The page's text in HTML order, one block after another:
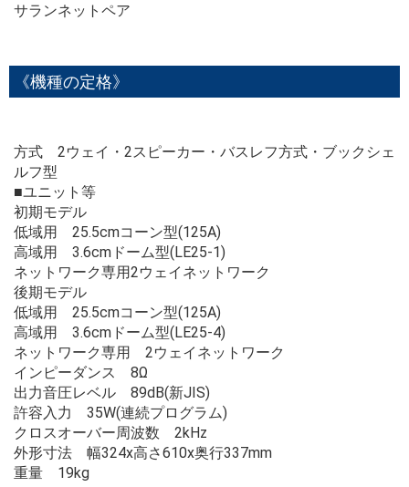
サランネットペア
《機種の定格》
方式 2ウェイ・2スピーカー・バスレフ方式・ブックシェ
ルフ型
■ユニット等
初期モデル
低域用 25.5cmコーン型(125A)
高域用 3.6cmドーム型(LE25-1)
ネットワーク専用2ウェイネットワーク
後期モデル
低域用 25.5cmコーン型(125A)
高域用 3.6cmドーム型(LE25-4)
ネットワーク専用 2ウェイネットワーク
インピーダンス 8Ω
出力音圧レベル 89dB(新JIS)
許容入力 35W(連続プログラム)
クロスオーバー周波数 2kHz
外形寸法 幅324x高さ610x奥行337mm
重量 19kg